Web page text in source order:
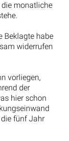
die monatliche
Beklagte habe
widerrufen
vorliegen,
der
hier schon
fünf Jahr